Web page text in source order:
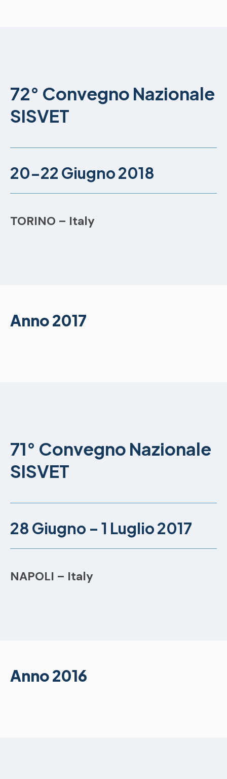
72° Convegno Nazionale
SISVET
20-22 Giugno 2018
TORINO – Italy
Anno 2017
71° Convegno Nazionale
SISVET
28 Giugno – 1 Luglio 2017
NAPOLI – Italy
Anno 2016